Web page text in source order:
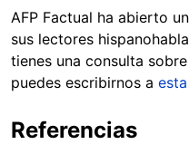
AFP Factual ha abierto
sus lectores
tienes una consulta
puedes escribirnos a
Referencias